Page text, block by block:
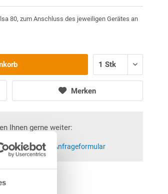
80, zum Anschluss des jeweiligen Gerätes an
Merken
Ihnen gerne weiter:
Anfrageformular